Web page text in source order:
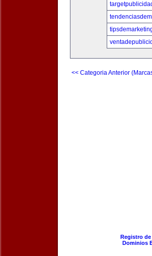
<< Categoria Anterior
Registro
Dominios